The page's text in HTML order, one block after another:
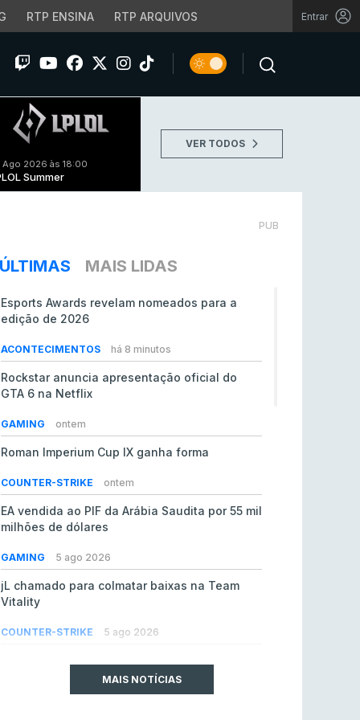
RTP ENSINA RTP ARQUIVOS Entrar
Ago 2026 às 18:00
Summer
VER TODOS
PUB
ÚLTIMAS MAIS LIDAS
Esports Awards revelam nomeados para a
edição de 2026
ACONTECIMENTOS há 8 minutos
Rockstar anuncia apresentação oficial do
GTA 6 na Netflix
GAMING ontem
Roman Imperium Cup IX ganha forma
COUNTER-STRIKE ontem
EA vendida ao PIF da Arábia Saudita por 55 mil
milhões de dólares
GAMING 5 ago 2026
jL chamado para colmatar baixas na Team
Vitality
COUNTER-STRIKE 5 ago 2026
oportunidade de ouroMAIS NOTÍCIAS